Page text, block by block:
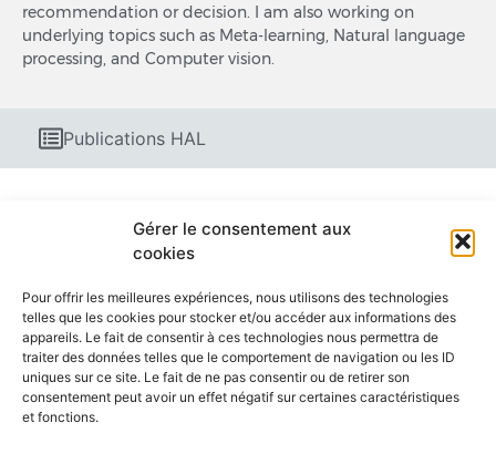
Gérer le consentement aux
cookies
Pour offrir les meilleures expériences, nous utilisons des technologies
telles que les cookies pour stocker et/ou accéder aux informations des
appareils. Le fait de consentir à ces technologies nous permettra de
traiter des données telles que le comportement de navigation ou les ID
uniques sur ce site. Le fait de ne pas consentir ou de retirer son
consentement peut avoir un effet négatif sur certaines caractéristiques
et fonctions.
Publications HAL
recommendation or decision. I am also working on
underlying topics such as Meta-learning, Natural language
processing, and Computer vision.